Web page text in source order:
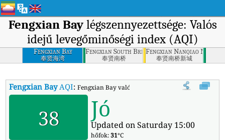
Fengxian Baylégszennyezettsége: Valós
idejű levegőminőségi index (AQI)
Fengxian Bay
奉贤海湾
Fengxian South Bridge
奉贤南桥
Fengxian Nanqiao New
奉贤南桥新城
Fengxian BayAQI:Fengxian Bay valós idejű levegőminőségi indexe
38 Jó
Updated on Saturday 15:00
hőfok:31°C